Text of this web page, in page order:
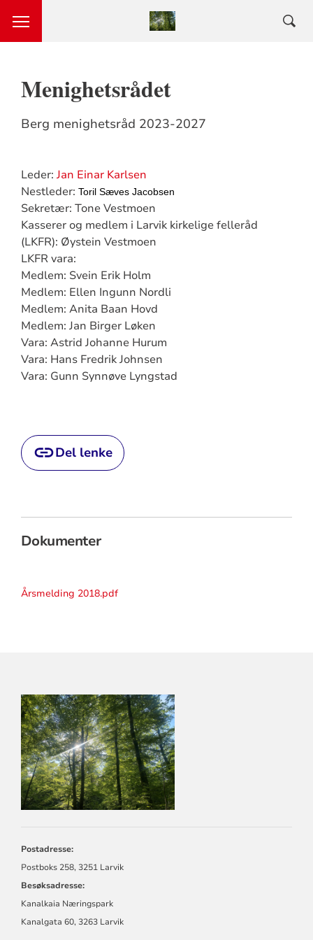
Menighetsrådet
Berg menighetsråd 2023-2027
Leder: Jan Einar Karlsen
Nestleder: Toril Sæves Jacobsen
Sekretær: Tone Vestmoen
Kasserer og medlem i Larvik kirkelige felleråd
(LKFR): Øystein Vestmoen
LKFR vara:
Medlem: Svein Erik Holm
Medlem: Ellen Ingunn Nordli
Medlem: Anita Baan Hovd
Medlem: Jan Birger Løken
Vara: Astrid Johanne Hurum
Vara: Hans Fredrik Johnsen
Vara: Gunn Synnøve Lyngstad
Del lenke
Dokumenter
Årsmelding 2018.pdf
KONTAKTINFORMASJON
FOR
LARVIK
KIRKELIGE
FELLESRÅD
Postadresse:
Postboks 258, 3251 Larvik
Besøksadresse:
Kanalkaia Næringspark
Kanalgata 60, 3263 Larvik